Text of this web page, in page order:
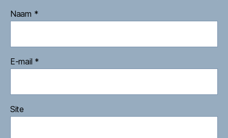
Naam *
E-mail *
Site